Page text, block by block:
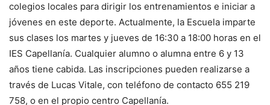
colegios locales para dirigir los entrenamientos e iniciar a
jóvenes en este deporte. Actualmente, la Escuela imparte
sus clases los martes y jueves de 16:30 a 18:00 horas en el
IES Capellanía. Cualquier alumno o alumna entre 6 y 13
años tiene cabida. Las inscripciones pueden realizarse a
través de Lucas Vitale, con teléfono de contacto 655 219
758, o en el propio centro Capellanía.